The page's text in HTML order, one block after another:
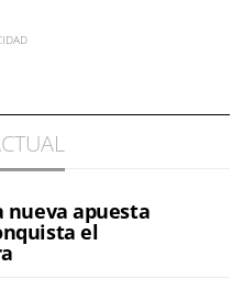
nueva apuesta
el